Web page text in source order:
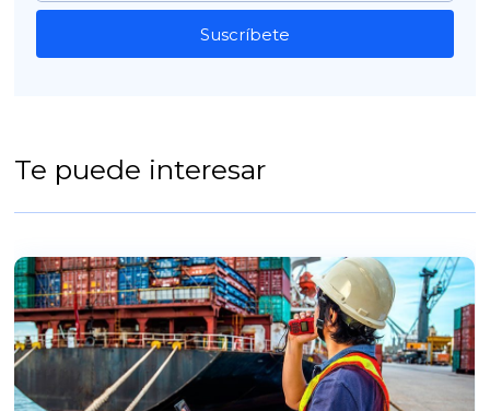
Suscríbete
Te puede interesar